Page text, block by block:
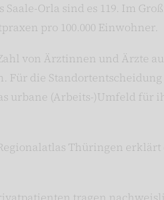
Orla sind es 119. Im
pro 100.000 Einwohner.
von Ärztinnen und Ärzte
Für die
urbane (Arbeits-)Umfeld für
Thüringen erklärt